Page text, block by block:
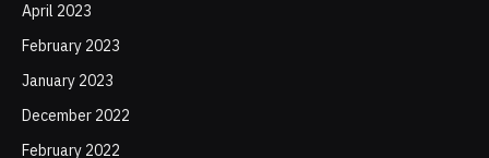
April 2023
February 2023
January 2023
December 2022
February 2022